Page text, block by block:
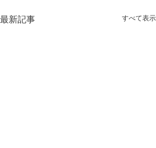
最新記事 すべて表示